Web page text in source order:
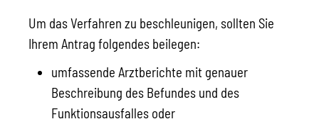
Um das Verfahren zu beschleunigen, sollten Sie
Ihrem Antrag folgendes beilegen:
umfassende Arztberichte mit genauer
Beschreibung des Befundes und des
Funktionsausfalles oder